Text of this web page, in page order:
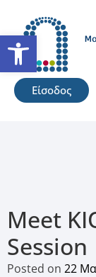
Είσοδος
Meet
Posted on 22